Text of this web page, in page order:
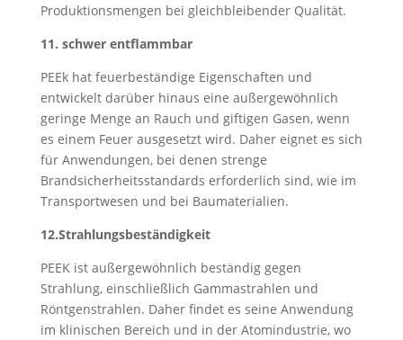
Produktionsmengen bei gleichbleibender Qualität.
11. schwer entflammbar
PEEk hat feuerbeständige Eigenschaften und
entwickelt darüber hinaus eine außergewöhnlich
geringe Menge an Rauch und giftigen Gasen, wenn
es einem Feuer ausgesetzt wird. Daher eignet es sich
für Anwendungen, bei denen strenge
Brandsicherheitsstandards erforderlich sind, wie im
Transportwesen und bei Baumaterialien.
12.Strahlungsbeständigkeit
PEEK ist außergewöhnlich beständig gegen
Strahlung, einschließlich Gammastrahlen und
Röntgenstrahlen. Daher findet es seine Anwendung
im klinischen Bereich und in der Atomindustrie, wo